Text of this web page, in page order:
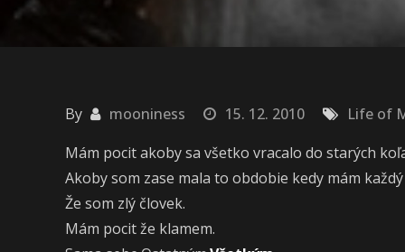
By mooniness 15. 12. 2010 Life of
Mám pocit akoby sa všetko vracalo do starých
Akoby som zase mala to obdobie kedy mám
Že som zlý človek.
Mám pocit že klamem.